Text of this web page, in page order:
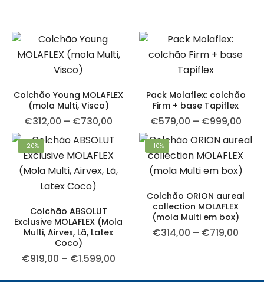
Colchão Young MOLAFLEX
(mola Multi, Visco)
€312,00 – €730,00 Price range: €312,00 through
Pack Molaflex: colchão
Firm + base Tapiflex
€579,00 – €999,00
-20%
Colchão ABSOLUT
Exclusive MOLAFLEX (Mola
Multi, Airvex, Lã, Latex
Coco)
€919,00 – €1.599,00Price range: €919,00 through
-10%
Colchão ORION aureal
collection MOLAFLEX
(mola Multi em box)
€314,00 – €719,00